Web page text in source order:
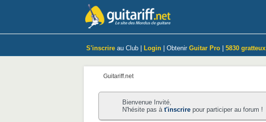
S'inscrire au Club | Login | Obtenir Guitar Pro 5830 gratteux
Guitariff.net
Bienvenue Invité,
N'hésite pas à t'inscrire pour participer au forum !